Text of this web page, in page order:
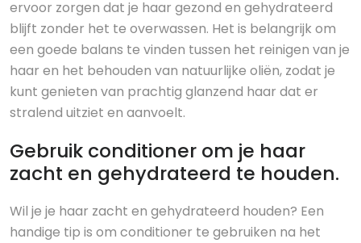
ervoor zorgen dat je haar gezond en gehydrateerd
blijft zonder het te overwassen. Het is belangrijk om
een goede balans te vinden tussen het reinigen van je
haar en het behouden van natuurlijke oliën, zodat je
kunt genieten van prachtig glanzend haar dat er
stralend uitziet en aanvoelt.
Gebruik conditioner om je haar
zacht en gehydrateerd te houden.
Wil je je haar zacht en gehydrateerd houden? Een
handige tip is om conditioner te gebruiken na het